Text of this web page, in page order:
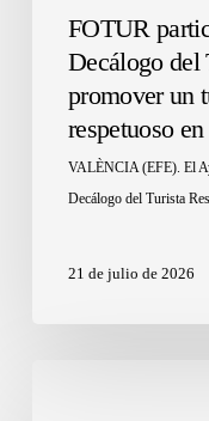
FOTUR
Decálogo del
promover un
respetuoso
VALÈNCIA (EFE). El
Decálogo del Turista
21 de julio de 2026